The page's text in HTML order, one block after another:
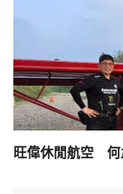
旺偉休閒航空 何